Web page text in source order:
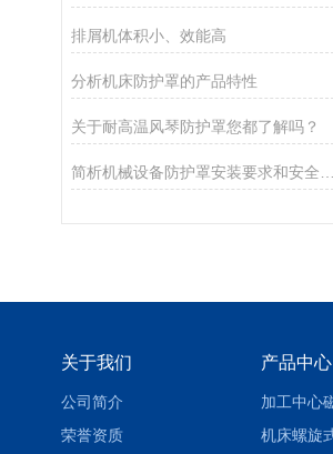
排屑机体积小、效能高
分析机床防护罩的产品特性
关于耐高温风琴防护罩您都了解吗？
关于我们
公司简介
荣誉资质
产品中心